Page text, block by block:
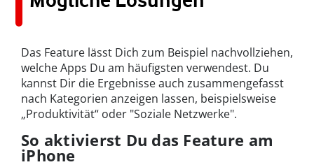
Das Feature lässt Dich zum Beispiel nachvollziehen,
welche Apps Du am häufigsten verwendest. Du
kannst Dir die Ergebnisse auch zusammengefasst
nach Kategorien anzeigen lassen, beispielsweise
„Produktivität“ oder "Soziale Netzwerke".
So aktivierst Du das Feature am
iPhone